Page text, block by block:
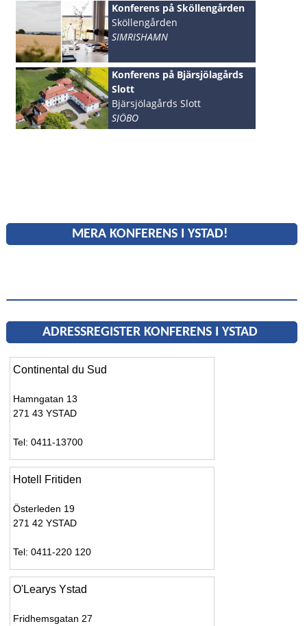
Konferens på Sköllengården
Sköllengården
SIMRISHAMN
Konferens på Bjärsjölagårds
Slott
Bjärsjölagårds Slott
SJÖBO
MERA KONFERENS I YSTAD!
ADRESSREGISTER KONFERENS I YSTAD
Continental du Sud
Hamngatan 13
271 43 YSTAD
Tel: 0411-13700
Hotell Fritiden
Österleden 19
271 42 YSTAD
Tel: 0411-220 120
O'Learys Ystad
Fridhemsgatan 27